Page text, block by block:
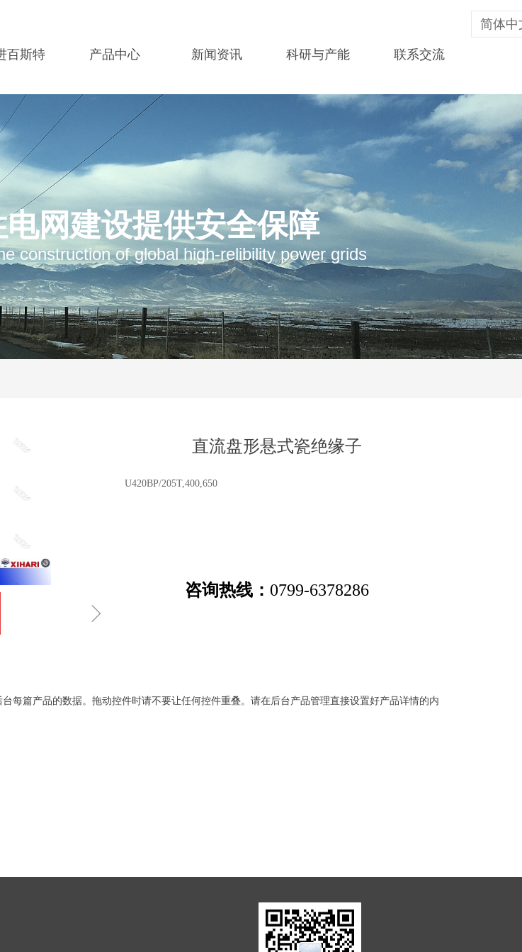
百斯特 产品中心 新闻资讯 科研与产能 联系交流
简体中
直流盘形悬式瓷绝缘子
U420BP/205T,400,650
咨询热线： 0799-6378286
每篇产品的数据。拖动控件时请不要让任何控件重叠。请在后台产品管理直接设置好产品详情的内
ꁇ
网建设提供安全保障
construction of global high-relibility power grids